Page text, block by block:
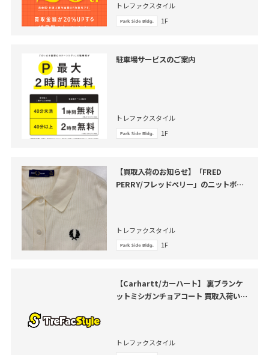
トレファクスタイル
1F
駐車場サービスのご案内
トレファクスタイル
1F
【買取入荷のお知らせ】「FRED
PERRY/フレッドペリー」のニットポロ
トレファクスタイル
1F
【Carhartt/カーハート】 裏ブランケ
ットミシガンチョアコート 買取入荷いた
トレファクスタイル